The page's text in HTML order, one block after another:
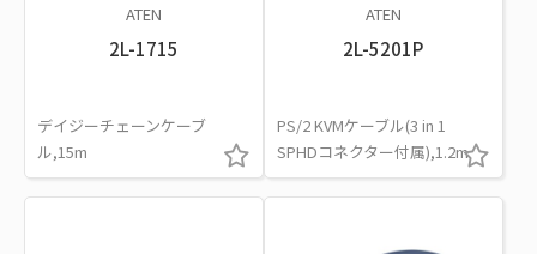
ATEN
2L-1715
デイジーチェーンケーブ
ル,15m
ATEN
2L-5201P
PS/2 KVMケーブル(3 in 1
SPHDコネクター付属),1.2m